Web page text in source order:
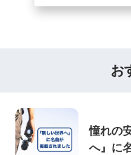
お
憧れの
へ』に